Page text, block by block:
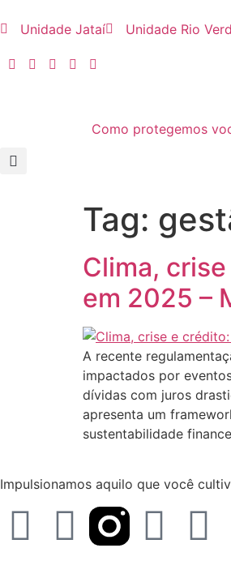
Unidade Jataí Unidade Rio
Como protegemos
Tag:
Clima,
em 2025 –
A recente
impactados por
dívidas com juros
apresenta um
sustentabilidade
Impulsionamos aquilo que você